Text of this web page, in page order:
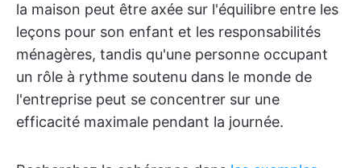
la maison peut être axée sur l'équilibre entre les
leçons pour son enfant et les responsabilités
ménagères, tandis qu'une personne occupant
un rôle à rythme soutenu dans le monde de
l'entreprise peut se concentrer sur une
efficacité maximale pendant la journée.